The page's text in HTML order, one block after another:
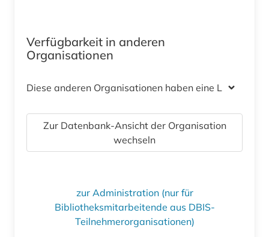
Verfügbarkeit in anderen
Organisationen
Diese anderen Organisationen haben eine Lizenz
Zur Datenbank-Ansicht der Organisation
wechseln
zur Administration (nur für
Bibliotheksmitarbeitende aus DBIS-
Teilnehmerorganisationen)